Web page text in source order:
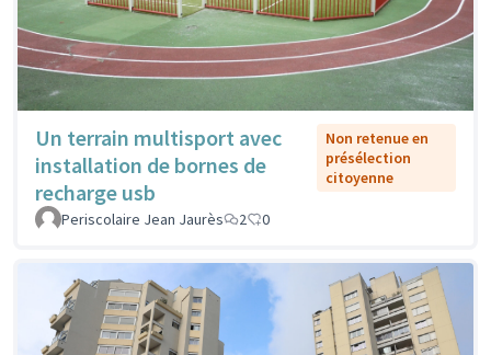
Un terrain multisport avec
installation de bornes de
recharge usb
Non retenue en
présélection
citoyenne
Periscolaire Jean Jaurès 2 0